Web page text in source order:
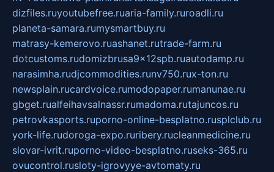
dizfiles.ruyoutubefree.ruaria-family.ruroadli.ru
planeta-samara.rumysmartbuy.ru
matrasy-kemerovo.ruashanet.rutrade-farm.ru
dotcustoms.rudomizbrusa9x12spb.ruautodamp.ru
narasimha.rudjcommodities.runv750.rux-ton.ru
newsplain.rucardvoice.rumodopaper.rumanunae.ru
gbget.rualfeihavsalnassr.rumadoma.rutajuncos.ru
petrovkasports.ruporno-online-besplatno.rusplclub.ru
york-life.rudoroga-expo.ruribery.rucleanmedicine.ru
slovar-ivrit.ruporno-video-besplatno.ruseks-365.ru
ovucontrol.rusloty-igrovyye-avtomaty.ru